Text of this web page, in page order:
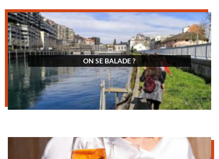
ON SE BALADE ?